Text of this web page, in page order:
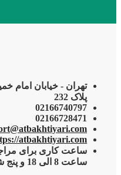
تهران - خیابان امام
پلاک 232
02166740797
02166728471
atbakhtiyari.com
ساعت کاری برای
ساعت 8 الی 18 و پنج شنبه ها تا ساعت 13